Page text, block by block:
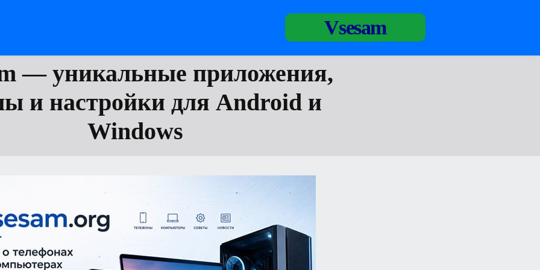
Vsesam
— уникальные приложения,
и настройки для Android и
Windows